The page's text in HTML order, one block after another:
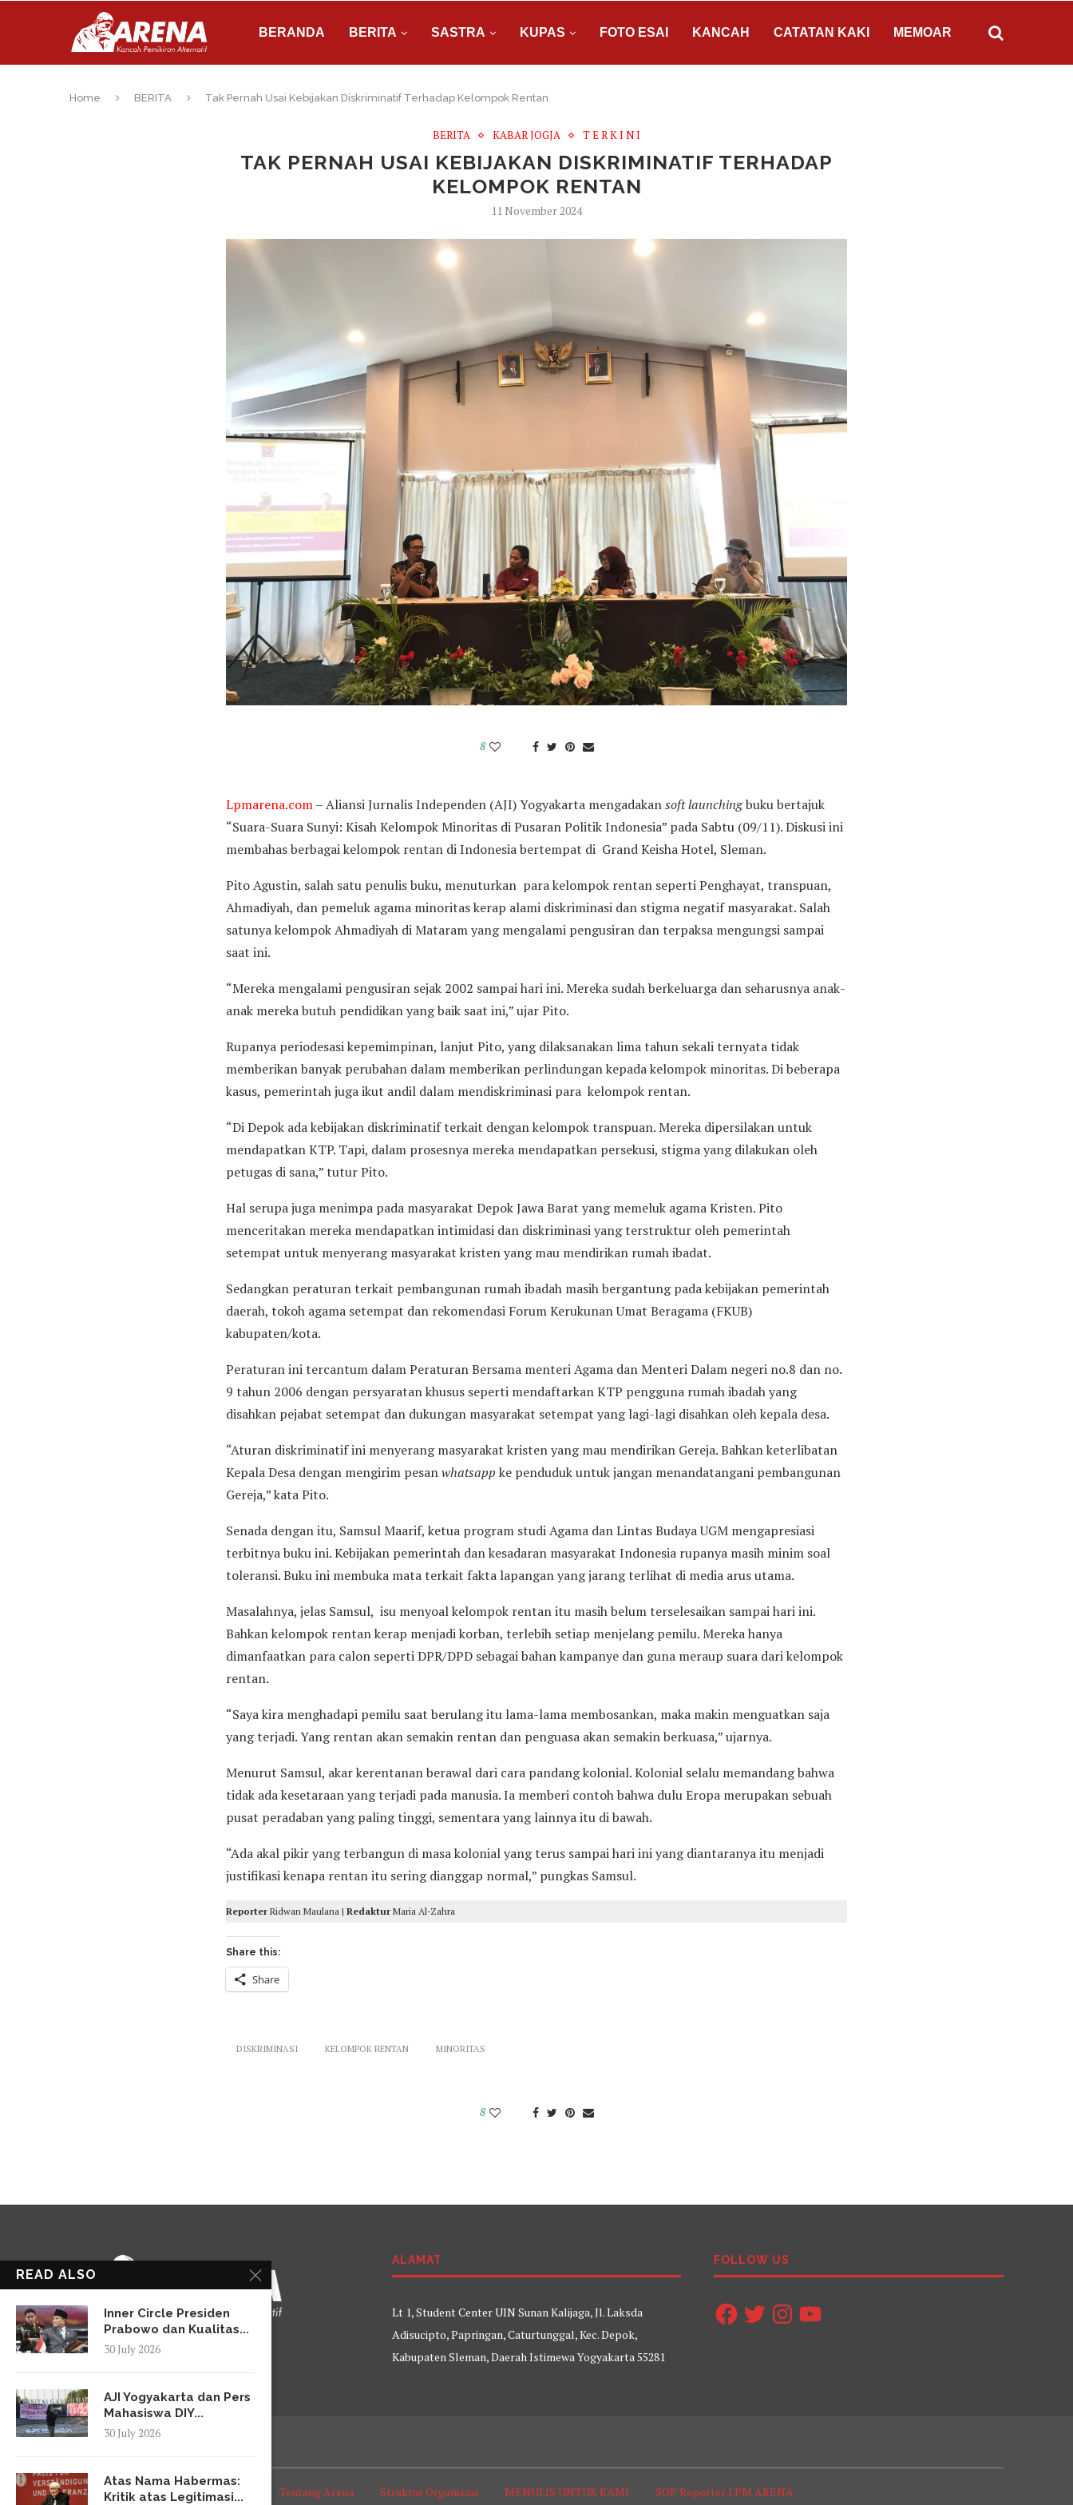
BERANDA BERITA SASTRA KUPAS FOTO ESAI KANCAH CATATAN KAKI MEMOAR
Home BERITA Tak Pernah Usai Kebijakan Diskriminatif Terhadap Kelompok Rentan
BERITA KABAR JOGJA T E R K I N I
TAK PERNAH USAI KEBIJAKAN DISKRIMINATIF TERHADAP
KELOMPOK RENTAN
11 November 2024
8
Lpmarena.com– Aliansi Jurnalis Independen (AJI) Yogyakarta mengadakansoft launchingbuku bertajuk
“Suara-Suara Sunyi: Kisah Kelompok Minoritas di Pusaran Politik Indonesia” pada Sabtu (09/11). Diskusi ini
membahas berbagai kelompok rentan di Indonesia bertempat di Grand Keisha Hotel, Sleman.
Pito Agustin, salah satu penulis buku, menuturkan para kelompok rentan seperti Penghayat, transpuan,
Ahmadiyah, dan pemeluk agama minoritas kerap alami diskriminasi dan stigma negatif masyarakat. Salah
satunya kelompok Ahmadiyah di Mataram yang mengalami pengusiran dan terpaksa mengungsi sampai
saat ini.
“Mereka mengalami pengusiran sejak 2002 sampai hari ini. Mereka sudah berkeluarga dan seharusnya anak-
anak mereka butuh pendidikan yang baik saat ini,” ujar Pito.
Rupanya periodesasi kepemimpinan, lanjut Pito, yang dilaksanakan lima tahun sekali ternyata tidak
memberikan banyak perubahan dalam memberikan perlindungan kepada kelompok minoritas. Di beberapa
kasus, pemerintah juga ikut andil dalam mendiskriminasi para kelompok rentan.
“Di Depok ada kebijakan diskriminatif terkait dengan kelompok transpuan. Mereka dipersilakan untuk
mendapatkan KTP. Tapi, dalam prosesnya mereka mendapatkan persekusi, stigma yang dilakukan oleh
petugas di sana,” tutur Pito.
Hal serupa juga menimpa pada masyarakat Depok Jawa Barat yang memeluk agama Kristen. Pito
menceritakan mereka mendapatkan intimidasi dan diskriminasi yang terstruktur oleh pemerintah
setempat untuk menyerang masyarakat kristen yang mau mendirikan rumah ibadat.
Sedangkan peraturan terkait pembangunan rumah ibadah masih bergantung pada kebijakan pemerintah
daerah, tokoh agama setempat dan rekomendasi Forum Kerukunan Umat Beragama (FKUB)
kabupaten/kota.
Peraturan ini tercantum dalam Peraturan Bersama menteri Agama dan Menteri Dalam negeri no.8 dan no.
9 tahun 2006 dengan persyaratan khusus seperti mendaftarkan KTP pengguna rumah ibadah yang
disahkan pejabat setempat dan dukungan masyarakat setempat yang lagi-lagi disahkan oleh kepala desa.
“Aturan diskriminatif ini menyerang masyarakat kristen yang mau mendirikan Gereja. Bahkan keterlibatan
Kepala Desa dengan mengirim pesanwhatsapp ke penduduk untuk jangan menandatangani pembangunan
Gereja,” kata Pito.
Senada dengan itu, Samsul Maarif, ketua program studi Agama dan Lintas Budaya UGM mengapresiasi
terbitnya buku ini. Kebijakan pemerintah dan kesadaran masyarakat Indonesia rupanya masih minim soal
toleransi. Buku ini membuka mata terkait fakta lapangan yang jarang terlihat di media arus utama.
Masalahnya, jelas Samsul, isu menyoal kelompok rentan itu masih belum terselesaikan sampai hari ini.
Bahkan kelompok rentan kerap menjadi korban, terlebih setiap menjelang pemilu. Mereka hanya
dimanfaatkan para calon seperti DPR/DPD sebagai bahan kampanye dan guna meraup suara dari kelompok
rentan.
“Saya kira menghadapi pemilu saat berulang itu lama-lama membosankan, maka makin menguatkan saja
yang terjadi. Yang rentan akan semakin rentan dan penguasa akan semakin berkuasa,” ujarnya.
Menurut Samsul, akar kerentanan berawal dari cara pandang kolonial. Kolonial selalu memandang bahwa
tidak ada kesetaraan yang terjadi pada manusia. Ia memberi contoh bahwa dulu Eropa merupakan sebuah
pusat peradaban yang paling tinggi, sementara yang lainnya itu di bawah.
“Ada akal pikir yang terbangun di masa kolonial yang terus sampai hari ini yang diantaranya itu menjadi
justifikasi kenapa rentan itu sering dianggap normal,” pungkas Samsul.
Reporter Ridwan Maulana | Redaktur Maria Al-Zahra
Share this:
Share
DISKRIMINASI KELOMPOK RENTAN MINORITAS
8
ALAMAT
Lt 1, Student Center UIN Sunan Kalijaga, Jl. Laksda
Adisucipto, Papringan, Caturtunggal, Kec. Depok,
Kabupaten Sleman, Daerah Istimewa Yogyakarta 55281
FOLLOW US
FacebookTwitterInstagram
YouTube
Tentang Arena Struktur Organisasi MENULIS UNTUK KAMI SOP Reporter LPM ARENA
READ ALSO
Inner Circle Presiden
Prabowo dan Kualitas...
30 July 2026
AJI Yogyakarta dan Pers
Mahasiswa DIY...
30 July 2026
Atas Nama Habermas:
Kritik atas Legitimasi...